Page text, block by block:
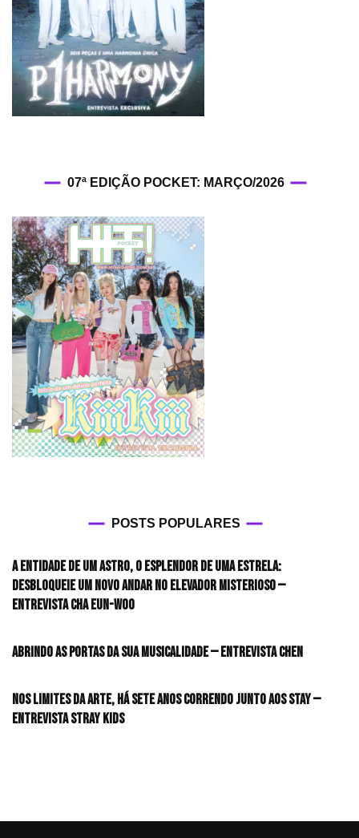
07ª EDIÇÃO POCKET: MARÇO/2026
POSTS POPULARES
A entidade de um astro, o esplendor de uma estrela:
desbloqueie um novo andar no elevador misterioso —
Entrevista CHA EUN-WOO
Abrindo as portas da sua musicalidade — Entrevista CHEN
Nos limites da arte, há sete anos correndo junto aos STAY —
Entrevista Stray Kids